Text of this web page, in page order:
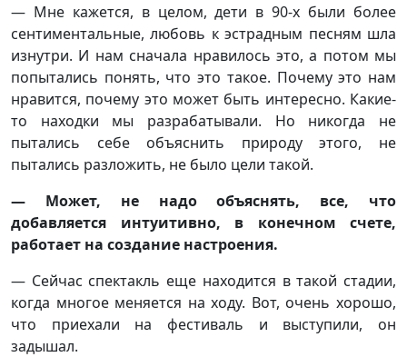
— Мне кажется, в целом, дети в 90-х были более
сентиментальные, любовь к эстрадным песням шла
изнутри. И нам сначала нравилось это, а потом мы
попытались понять, что это такое. Почему это нам
нравится, почему это может быть интересно. Какие-
то находки мы разрабатывали. Но никогда не
пытались себе объяснить природу этого, не
пытались разложить, не было цели такой.
— Может, не надо объяснять, все, что
добавляется интуитивно, в конечном счете,
работает на создание настроения.
— Сейчас спектакль еще находится в такой стадии,
когда многое меняется на ходу. Вот, очень хорошо,
что приехали на фестиваль и выступили, он
задышал.